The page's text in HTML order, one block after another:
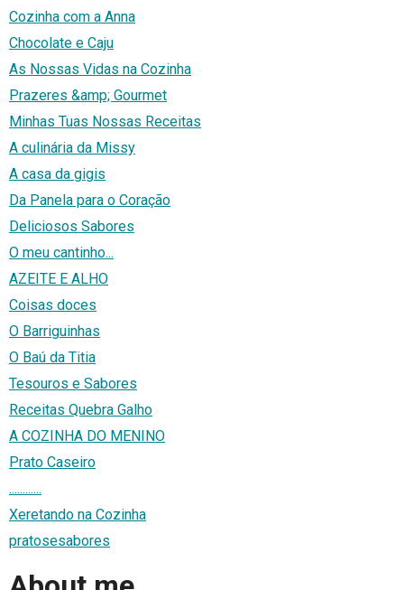
Cozinha com a Anna
Chocolate e Caju
As Nossas Vidas na Cozinha
Prazeres &amp; Gourmet
Minhas Tuas Nossas Receitas
A culinária da Missy
A casa da gigis
Da Panela para o Coração
Deliciosos Sabores
O meu cantinho...
AZEITE E ALHO
Coisas doces
O Barriguinhas
O Baú da Titia
Tesouros e Sabores
Receitas Quebra Galho
A COZINHA DO MENINO
Prato Caseiro
............
Xeretando na Cozinha
pratosesabores